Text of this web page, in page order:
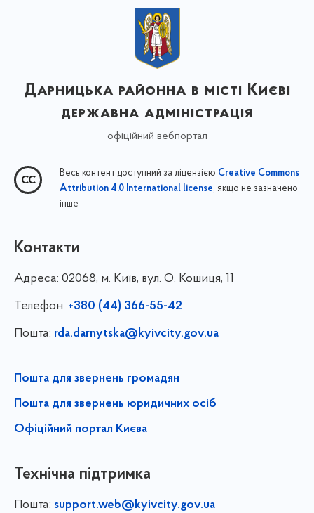
Дарницька районна в місті Києві
державна адміністрація
офіційний вебпортал
Весь контент доступний за ліцензією Creative Commons
Attribution 4.0 International license, якщо не зазначено
інше
Контакти
Адреса: 02068, м. Київ, вул. О. Кошиця, 11
Телефон: +380 (44) 366-55-42
Пошта: rda.darnytska@kyivcity.gov.ua
Пошта для звернень громадян
Пошта для звернень юридичних осіб
Офіційний портал Києва
Технічна підтримка
Пошта: support.web@kyivcity.gov.ua